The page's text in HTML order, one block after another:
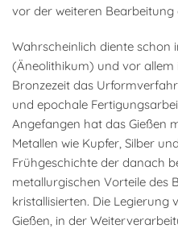
vor der weiteren Bearbeitung
Wahrscheinlich diente schon
(Äneolithikum) und vor
Bronzezeit das
und epochale
Angefangen hat das Gießen
Metallen wie Kupfer, Silber
Frühgeschichte der danach
metallurgischen Vorteile des
kristallisierten. Die
Gießen, in der